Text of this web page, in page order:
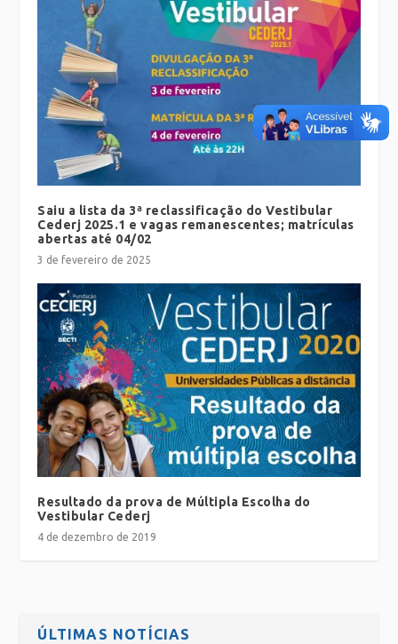
Saiu a lista da 3ª reclassificação do Vestibular
Cederj 2025.1 e vagas remanescentes; matrículas
abertas até 04/02
3 de fevereiro de 2025
Resultado da prova de Múltipla Escolha do
Vestibular Cederj
4 de dezembro de 2019
ÚLTIMAS NOTÍCIAS